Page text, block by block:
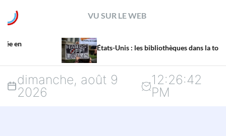
p
VU SUR LE WEB
États-Unis : les bibliothèques dans la tourmente
dimanche, août 9
2026
12:26:43
PM